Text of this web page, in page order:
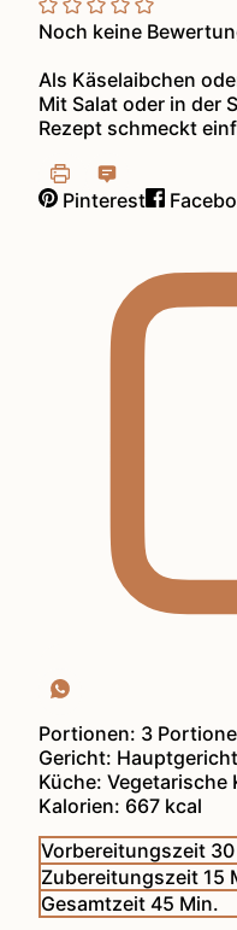
Noch keine
Als Käselaibchen
Mit Salat oder in der
Rezept schmeckt
Pinterest
Portionen: 3
Gericht: Hauptgericht
Küche:Vegetarische
Kalorien: 667 kcal
Vorbereitungszeit 30
Zubereitungszeit 15
Gesamtzeit45 Minuten
Min.